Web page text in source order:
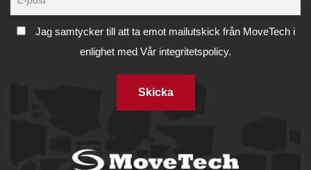
Jag samtycker till att ta emot mailutskick från MoveTech i
enlighet med Vår integritetspolicy.
Skicka